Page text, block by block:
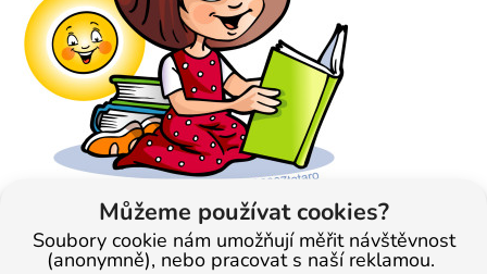
Můžeme používat cookies?
Soubory cookie nám umožňují měřit návštěvnost
(anonymně), nebo pracovat s naší reklamou.
< Na všechny články